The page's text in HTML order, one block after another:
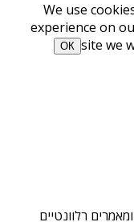
We use
experience on
site we
ОК
רלוונטיים